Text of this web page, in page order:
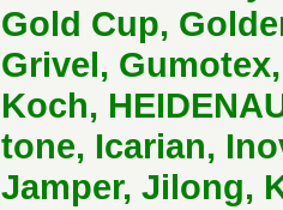
Gold Cup,
Grivel,
Koch,
tone, Icarian,
Jamper, Jilong,